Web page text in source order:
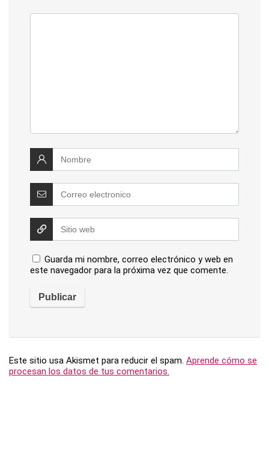
Guarda mi nombre, correo electrónico y web en
este navegador para la próxima vez que comente.
Este sitio usa Akismet para reducir el spam. Aprende cómo se
procesan los datos de tus comentarios.